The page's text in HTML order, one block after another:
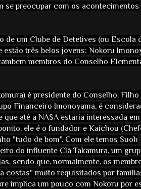
se preocupar com os acontecimentos
de um Clube de Detetives (ou Escola
três belos jovens: Nokoru
membros do Conselho
é presidente do Conselho.
Financeiro Imonoyama, é
até a NASA estaria interessada
ele é o fundador e Kaichou
"tudo de bom". Com ele temos Suoh
do influente Clã Takamura, um
sendo que, normalmente, os
costas" muito requisitados por
implica um pouco com Nokoru por